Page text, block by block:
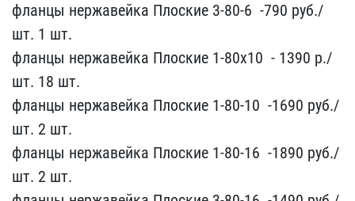
фланцы нержавейка Плос​кие 3-80-6 ​ -790 руб./
шт. ​1 шт.
фланцы нержавейка​ Плоские 1-80х10 ​ - 1390 р./​
шт. 18 шт.
фланцы нержав​ейка Плоские 1-80-10 ​ -169​0 руб./
шт. 2 шт.
фланцы​ нержавейка Плоские 1-80​-16 ​ -1890 руб./
шт. 2 шт. ​